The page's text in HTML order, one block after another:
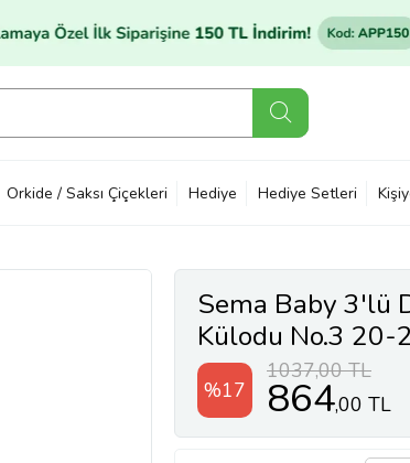
Orkide / Saksı Çiçekleri Hediye Hediye Setleri
Sema Baby 3'lü
Külodu No.3 20-
%17
1037,00 TL
864,00 TL